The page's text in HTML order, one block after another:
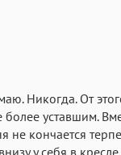
Никогда. От
уставшим.
не кончается
у себя в